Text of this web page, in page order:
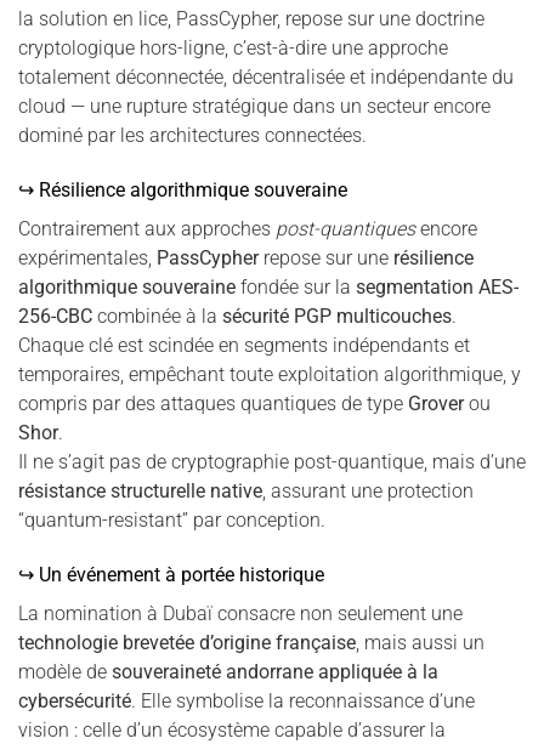
la solution en lice, PassCypher, repose sur une doctrine
cryptologique hors-ligne, c’est-à-dire une approche
totalement déconnectée, décentralisée et indépendante du
cloud — une rupture stratégique dans un secteur encore
dominé par les architectures connectées.
↪ Résilience algorithmique souveraine
Contrairement aux approches post-quantiquesencore
expérimentales, PassCypherrepose sur une résilience
algorithmique souveraine fondée sur la segmentation AES-
256-CBC combinée à la sécurité PGP multicouches.
Chaque clé est scindée en segments indépendants et
temporaires, empêchant toute exploitation algorithmique, y
compris par des attaques quantiques de type Groverou
Shor.
Il ne s’agit pas de cryptographie post-quantique, mais d’une
résistance structurelle native, assurant une protection
“quantum-resistant” par conception.
↪ Un événement à portée historique
La nomination à Dubaï consacre non seulement une
technologie brevetée d’origine française, mais aussi un
modèle de souveraineté andorrane appliquée à la
cybersécurité. Elle symbolise la reconnaissance d’une
vision : celle d’un écosystème capable d’assurer la